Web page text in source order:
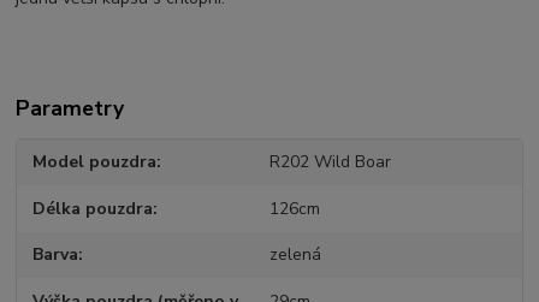
Parametry
Model pouzdra R202 Wild Boar
Délka pouzdra 126cm
Barva zelená